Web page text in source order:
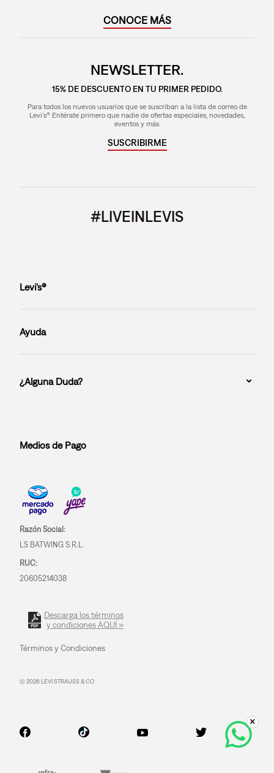
CONOCE MÁS
NEWSLETTER.
15% DE DESCUENTO EN TU PRIMER PEDIDO.
Para todos los nuevos usuarios que se suscriban a la lista de correo de
Levi's® Entérate primero que nadie de ofertas especiales, novedades,
eventos y más.
SUSCRIBIRME
#LIVEINLEVIS
Levi’s®
Ayuda
¿Alguna Duda?
Medios de Pago
Razón Social:
LS BATWING S.R.L.
RUC:
20605214038
Descarga los términos
y condiciones AQUÍ »
Términos y Condiciones
© 2026 LEVI STRAUSS & CO